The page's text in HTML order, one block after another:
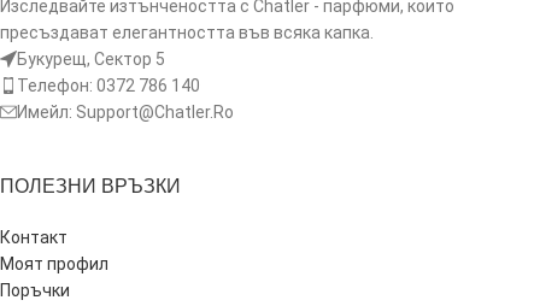
Изследвайте изтънчеността с Chatler - парфюми, които
пресъздават елегантността във всяка капка.
Букурещ, Сектор 5
Телефон: 0372 786 140
Имейл: Support@Chatler.Ro
ПОЛЕЗНИ ВРЪЗКИ
Контакт
Моят профил
Поръчки